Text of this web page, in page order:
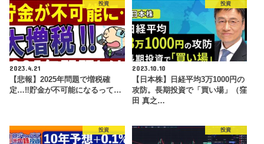
投資
2023.4.21
【悲報】2025年問題で増税確
定…‼貯金が不可能になるって…
投資
2023.10.10
【日本株】日経平均3万1000円の
攻防。長期投資で「買い場」（窪
田 真之…
投資 投資